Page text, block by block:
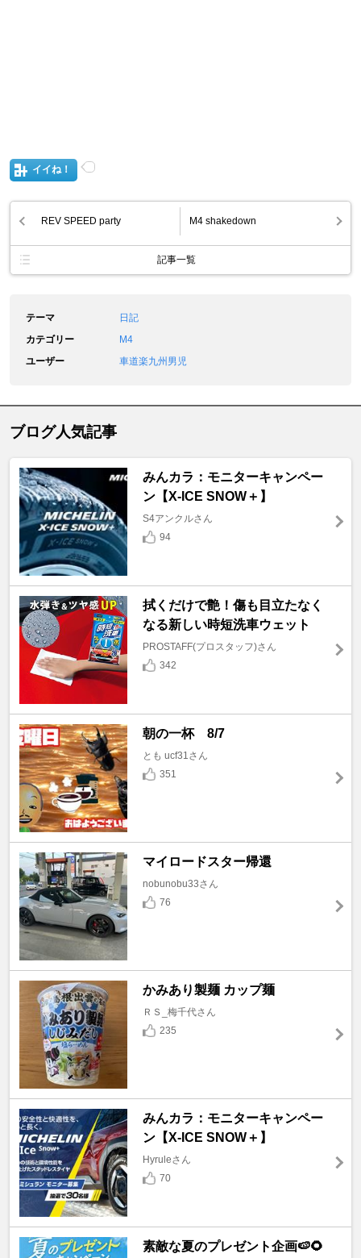
イイね！
REV SPEED party M4 shakedown
記事一覧
テーマ
日記
カテゴリー
M4
ユーザー
車道楽九州男児
ブログ人気記事
みんカラ：モニターキャンペー
ン【X-ICE SNOW＋】
S4アンクルさん
94
拭くだけで艶！傷も目立たなく
なる新しい時短洗車ウェット
PROSTAFF(プロスタッフ)さん
342
朝の一杯 8/7
とも ucf31さん
351
マイロードスター帰還
nobunobu33さん
76
かみあり製麺 カップ麺
ＲＳ_梅千代さん
235
みんカラ：モニターキャンペー
ン【X-ICE SNOW＋】
Hyruleさん
70
素敵な夏のプレゼント企画🍉🌻